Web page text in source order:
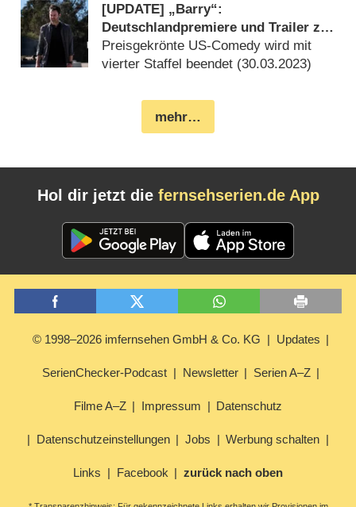
[UPDATE] „Barry“:
Deutschlandpremiere und Trailer zur
finalen Staffel mit Bill Hader
Preisgekrönte US-Comedy wird mit
vierter Staffel beendet (30.03.2023)
mehr…
Hol dir jetzt die fernsehserien.de App
© 1998–2026 imfernsehen GmbH & Co. KG Updates
SerienChecker-Podcast Newsletter Serien A–Z
Filme A–Z Impressum Datenschutz
Datenschutzeinstellungen Jobs Werbung schalten
Links Facebook zurück nach oben